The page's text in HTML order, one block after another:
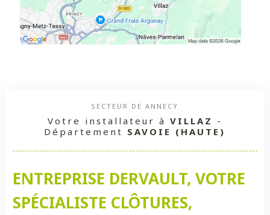
SECTEUR DE ANNECY
Votre installateur à VILLAZ -
Département SAVOIE (HAUTE)
ENTREPRISE DERVAULT, VOTRE
SPÉCIALISTE CLÔTURES,